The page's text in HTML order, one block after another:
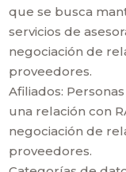
que se busca
servicios de
negociación de
proveedores.
Afiliados:
una relación con
negociación de
proveedores.